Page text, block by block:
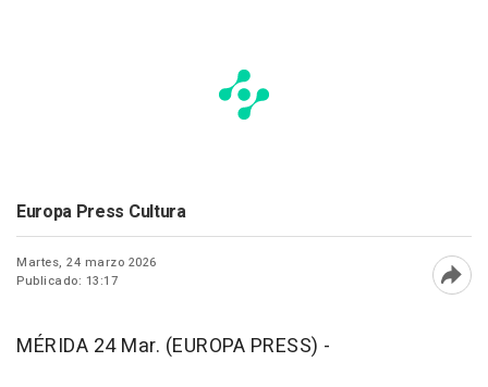
Europa Press Cultura
Martes, 24 marzo 2026
Publicado: 13:17
MÉRIDA 24 Mar. (EUROPA PRESS) -